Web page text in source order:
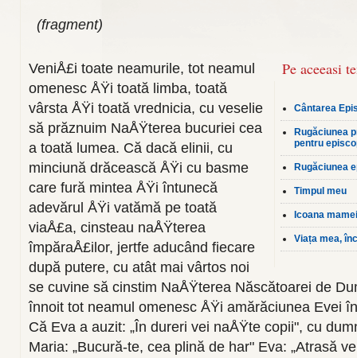
(fragment)
Pe aceeasi
Cântarea
Rugăciunea
pentru
Rugăciunea
Timpul meu
Icoana mamei
Viața mea,
VeniÅ£i toate neamurile, tot neamul
omenesc ÅŸi toată limba, toată
vârsta ÅŸi toată vrednicia, cu veselie
să prăznuim NaÅŸterea bucuriei cea
a toată lumea. Că dacă elinii, cu
minciună drăcească ÅŸi cu basme
care fură mintea ÅŸi întunecă
adevărul ÅŸi vatămă pe toată
viaÅ£a, cinsteau naÅŸterea
împăraÅ£i­lor, jertfe aducând fiecare
după putere, cu atât mai vârtos noi
se cuvine să cinstim NaÅŸterea Născătoarei de
înno­it tot neamul omenesc ÅŸi amărăciunea Evei
Că Eva a auzit: „În du­reri vei naÅŸte copii", cu
Maria: „Bucură-te, cea plină de har" Eva: „Atrasă